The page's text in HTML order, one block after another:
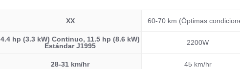
XX
4.4 hp (3.3 kW) Continuo, 11.5 hp (8.6 kW)
Estándar J1995
28-31 km/hr
60-70 km (Óptimas
2200W
45 km/hr